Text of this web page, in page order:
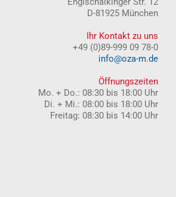
D-81925 München
Ihr Kontakt zu uns
+49 (0)89-999 09 78-0
info@oza-m.de
Öffnungszeiten
Mo. + Do.: 08:30 bis 18:00 Uhr
Di. + Mi.: 08:00 bis 18:00 Uhr
Freitag: 08:30 bis 14:00 Uhr